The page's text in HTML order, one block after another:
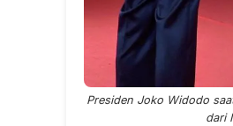
Presiden Joko Widodo
dari